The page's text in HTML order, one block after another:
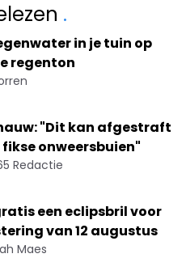
.
in je tuin op
regenton
"Dit kan afgestraft
onweersbuien"
Redactie
een eclipsbril voor
van 12 augustus
Maes